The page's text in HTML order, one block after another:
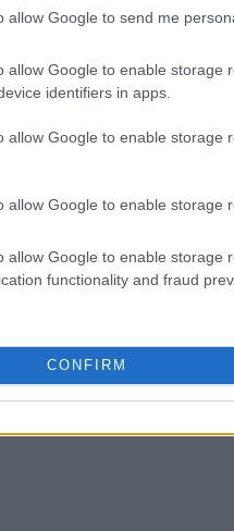
allow Google to send me
allow Google to enable storage
identifiers in apps.
allow Google to enable storage
allow Google to enable storage
allow Google to enable storage
functionality and fraud
CONFIRM
consente di
Tuttavia, il costo di
rendendo necessaria